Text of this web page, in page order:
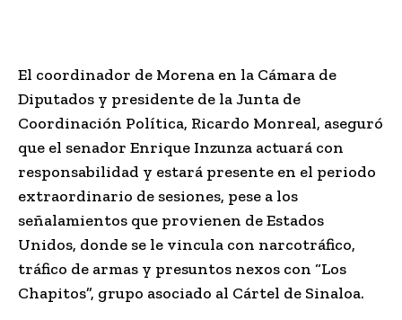
El coordinador de Morena en la Cámara de
Diputados y presidente de la Junta de
Coordinación Política, Ricardo Monreal, aseguró
que el senador Enrique Inzunza actuará con
responsabilidad y estará presente en el periodo
extraordinario de sesiones, pese a los
señalamientos que provienen de Estados
Unidos, donde se le vincula con narcotráfico,
tráfico de armas y presuntos nexos con “Los
Chapitos”, grupo asociado al Cártel de Sinaloa.